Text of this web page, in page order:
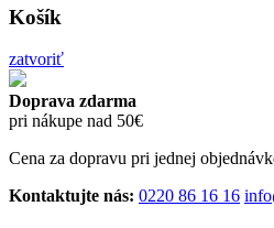
Košík
zatvoriť
Doprava zdarma
pri nákupe nad 50€
Cena za dopravu pri jednej
Kontaktujte nás: 0220 86 16 16